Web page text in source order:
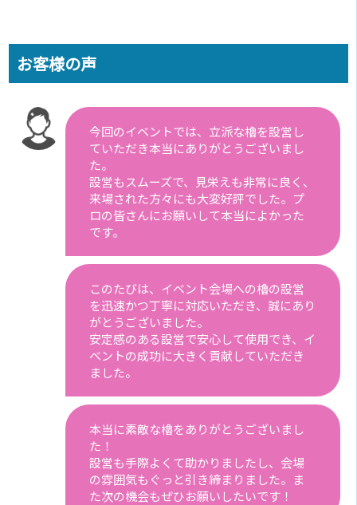
お客様の声
今回のイベントでは、立派な櫓を設営し
ていただき本当にありがとうございまし
た。
設営もスムーズで、見栄えも非常に良く、
来場された方々にも大変好評でした。プ
ロの皆さんにお願いして本当によかった
です。
このたびは、イベント会場への櫓の設営
を迅速かつ丁寧に対応いただき、誠にあり
がとうございました。
安定感のある設営で安心して使用でき、イ
ベントの成功に大きく貢献していただき
ました。
本当に素敵な櫓をありがとうございまし
た！
設営も手際よくて助かりましたし、会場
の雰囲気もぐっと引き締まりました。ま
た次の機会もぜひお願いしたいです！